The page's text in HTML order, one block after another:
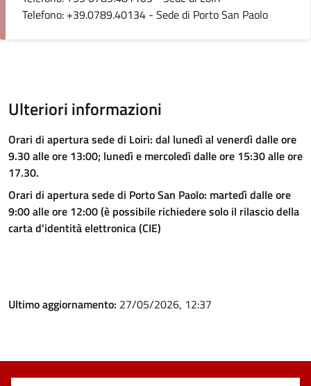
Telefono: +39.0789.40134 - Sede di Porto San Paolo
Ulteriori informazioni
Orari di apertura sede di Loiri: dal lunedì al venerdì dalle ore
9.30 alle ore 13:00; lunedì e mercoledì dalle ore 15:30 alle ore
17.30.
Orari di apertura sede di Porto San Paolo: martedì dalle ore
9:00 alle ore 12:00 (è possibile richiedere solo il rilascio della
carta d'identità elettronica (CIE)
Ultimo aggiornamento: 27/05/2026, 12:37